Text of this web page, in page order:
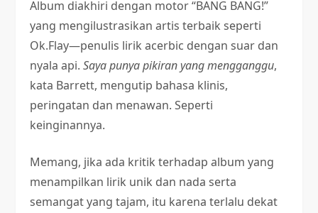
Album diakhiri dengan motor “BANG BANG!”
yang mengilustrasikan artis terbaik seperti
Ok.Flay—penulis lirik acerbic dengan suar dan
nyala api. Saya punya pikiran yang mengganggu,
kata Barrett, mengutip bahasa klinis,
peringatan dan menawan. Seperti
keinginannya.
Memang, jika ada kritik terhadap album yang
menampilkan lirik unik dan nada serta
semangat yang tajam, itu karena terlalu dekat